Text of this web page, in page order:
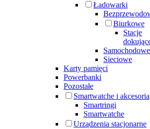
Ładowarki
Biurkowe
Stacje
Samochodowe
Sieciowe
Karty pamięci
Powerbanki
Pozostałe
Smartwatche i akcesoria
Smartringi
Smartwatche
Urządzenia stacjonarne